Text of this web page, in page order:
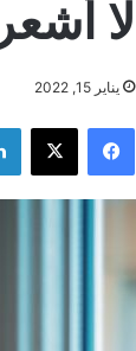
لا
يناير 15, 2022
فيسبوك X